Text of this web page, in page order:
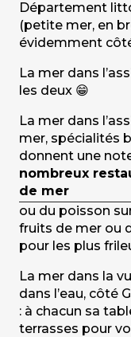
Département
(petite mer, en
évidemment
La mer dans
les deux 😁
La mer dans
mer, spécialités
donnent une
nombreux
de mer
ou du poisson
fruits de mer ou
pour les plus
La mer dans la
dans l’eau, côté
: à chacun sa
terrasses pour